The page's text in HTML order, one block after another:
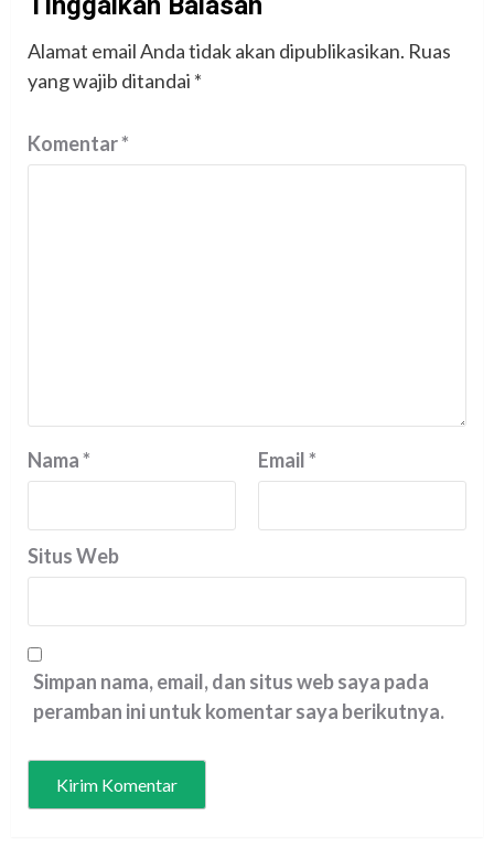
Alamat email Anda tidak akan dipublikasikan. Ruas
yang wajib ditandai *
Komentar*
Nama* Email*
Situs Web
Simpan nama, email, dan situs web saya pada
peramban ini untuk komentar saya berikutnya.